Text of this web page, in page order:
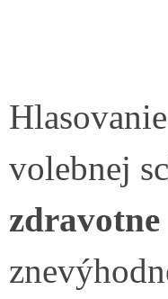
volebnej
zdravotne